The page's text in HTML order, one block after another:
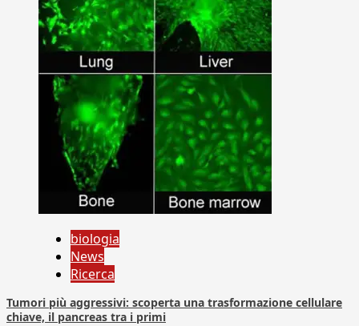
biologia
News
Ricerca
Tumori più aggressivi: scoperta una trasformazione cellulare
chiave, il pancreas tra i primi